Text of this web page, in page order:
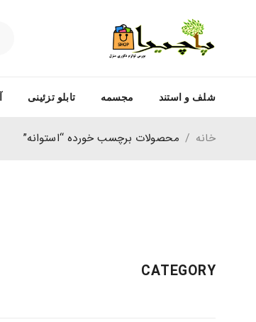
شلف و استند مجسمه تابلو تزئینی
خانه / محصولات برچسب خورده “استوانه”
CATEGORY